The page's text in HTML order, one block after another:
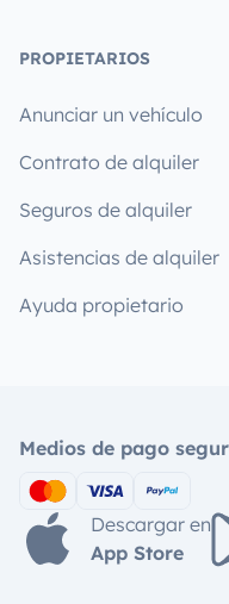
PROPIETARIOS
Anunciar un vehículo
Contrato de alquiler
Seguros de alquiler
Asistencias de alquiler
Ayuda propietario
Medios de pago
Descargar en
App Store